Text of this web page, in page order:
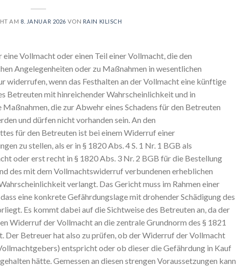
AM 8. JANUAR 2026 VON RAIN KILISCH
Vollmacht oder einen Teil einer Vollmacht, die den
Angelegenheiten oder zu Maßnahmen in wesentlichen
widerrufen, wenn das Festhalten an der Vollmacht eine künftige
Betreuten mit hinreichender Wahrscheinlichkeit und in
die zur Abwehr eines Schadens für den Betreuten
und dürfen nicht vorhanden sein. An den
für den Betreuten ist bei einem Widerruf einer
zu stellen, als er in § 1820 Abs. 4 S. 1 Nr. 1 BGB als
oder erst recht in § 1820 Abs. 3 Nr. 2 BGB für die Bestellung
des mit dem Vollmachtswiderruf verbundenen erheblichen
verlangt. Das Gericht muss im Rahmen einer
eine konkrete Gefährdungslage mit drohender Schädigung des
Es kommt dabei auf die Sichtweise des Betreuten an, da der
Widerruf der Vollmacht an die zentrale Grundnorm des § 1821
Betreuer hat also zu prüfen, ob der Widerruf der Vollmacht
entspricht oder ob dieser die Gefährdung in Kauf
hätte. Gemessen an diesen strengen Voraussetzungen kann